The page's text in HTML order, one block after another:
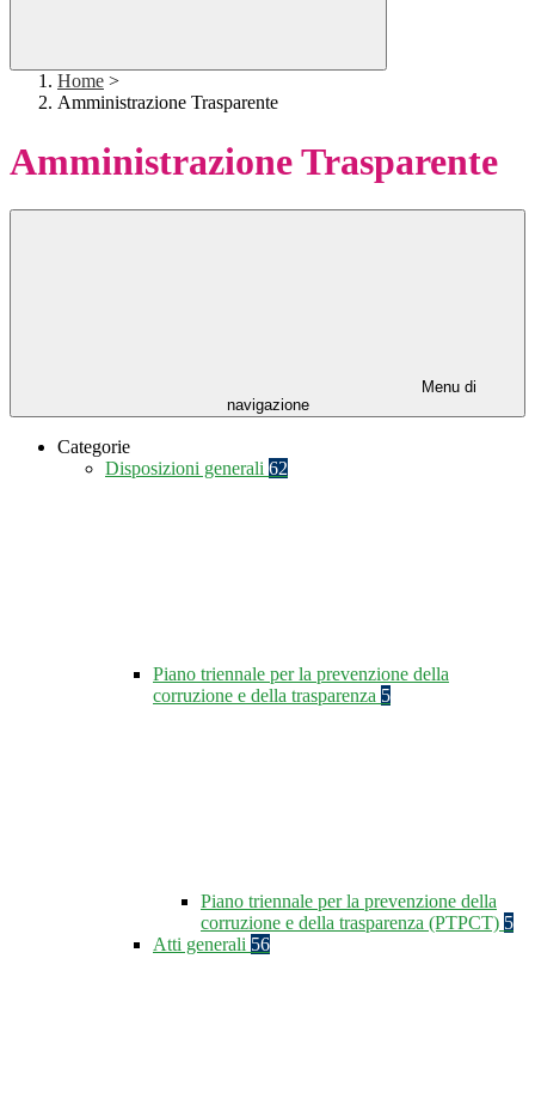
Home >
Amministrazione Trasparente
Amministrazione Trasparente
Menu di
navigazione
Categorie
Disposizioni generali 62
Piano triennale per la prevenzione della
corruzione e della trasparenza 5
Piano triennale per la prevenzione della
corruzione e della trasparenza (PTPCT) 5
Atti generali 56